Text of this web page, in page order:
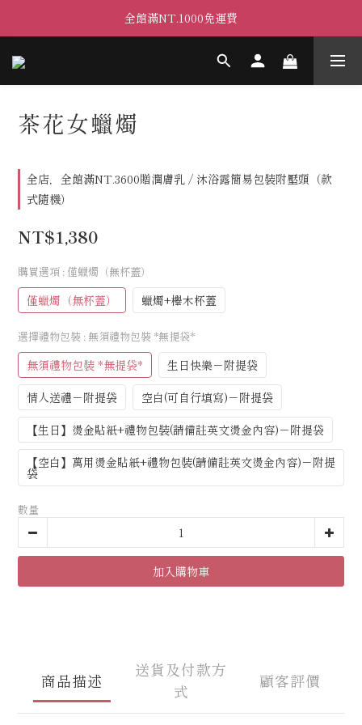
全館滿NT.1000免運費
茶花女蠟燭
全店，全館滿NT.3600贈潤膚乳 / 沐浴露簡易包裝附壓頭（款
式隨機）
NT$1,380
購買選項 : 僅蠟燭（無杯蓋）
僅蠟燭（無杯蓋） 蠟燭+櫸木杯蓋
選擇禮物包裝 : 無須禮物包裝 *無提袋*
無須禮物包裝 *無提袋*
生日快樂－附提袋
情人送禮－附提袋
空白(可自行填寫)－附提袋
【生日】燙金貼紙+禮物包裝(請備註英文燙金內容)－附提袋
【空白】萬用燙金貼紙+禮物包裝(請備註英文燙金內容)－附提
袋
數量
加入購物車
商品描述
送貨及付款方
式
顧客評價